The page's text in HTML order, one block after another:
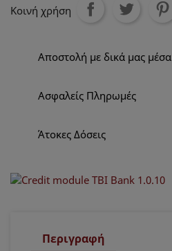
Κοινή χρήση
Αποστολή με δικά μας μέσα
Ασφαλείς Πληρωμές
Άτοκες Δόσεις
Περιγραφή